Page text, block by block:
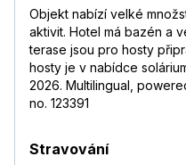
Objekt nabízí velké
aktivit. Hotel má bazén a
terase jsou pro hosty
hosty je v nabídce
2026. Multilingual,
no. 123391
Stravování